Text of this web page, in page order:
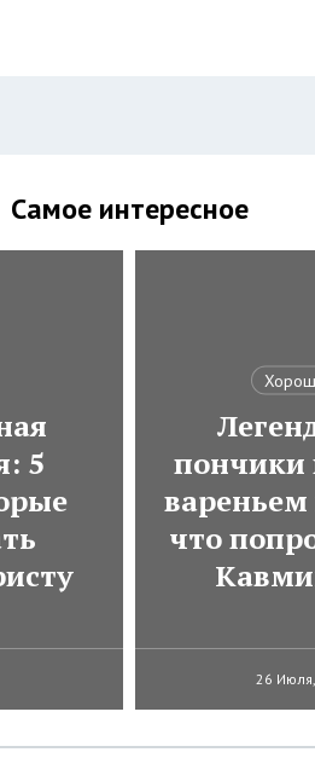
Самое интересное
5
пончики
вареньем
что
26